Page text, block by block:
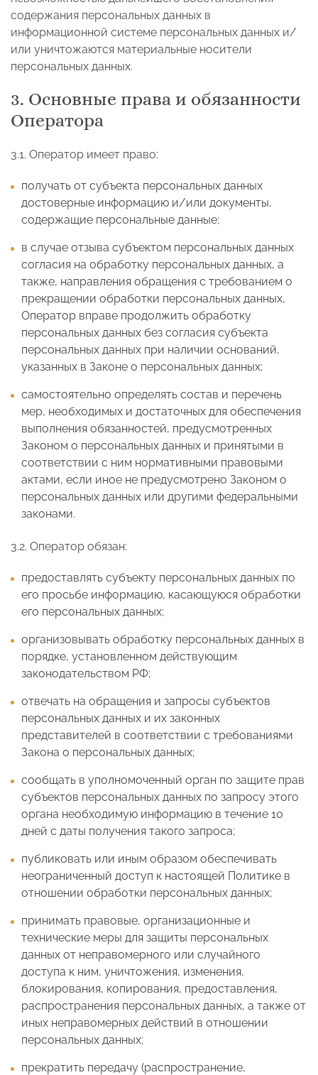
содержания персональных данных в
информационной системе персональных данных и/
или уничтожаются материальные носители
персональных данных.
3. Основные права и обязанности
Оператора
3.1. Оператор имеет право:
получать от субъекта персональных данных
достоверные информацию и/или документы,
содержащие персональные данные;
в случае отзыва субъектом персональных данных
согласия на обработку персональных данных, а
также, направления обращения с требованием о
прекращении обработки персональных данных,
Оператор вправе продолжить обработку
персональных данных без согласия субъекта
персональных данных при наличии оснований,
указанных в Законе о персональных данных;
самостоятельно определять состав и перечень
мер, необходимых и достаточных для обеспечения
выполнения обязанностей, предусмотренных
Законом о персональных данных и принятыми в
соответствии с ним нормативными правовыми
актами, если иное не предусмотрено Законом о
персональных данных или другими федеральными
законами.
3.2. Оператор обязан:
предоставлять субъекту персональных данных по
его просьбе информацию, касающуюся обработки
его персональных данных;
организовывать обработку персональных данных в
порядке, установленном действующим
законодательством РФ;
отвечать на обращения и запросы субъектов
персональных данных и их законных
представителей в соответствии с требованиями
Закона о персональных данных;
сообщать в уполномоченный орган по защите прав
субъектов персональных данных по запросу этого
органа необходимую информацию в течение 10
дней с даты получения такого запроса;
публиковать или иным образом обеспечивать
неограниченный доступ к настоящей Политике в
отношении обработки персональных данных;
принимать правовые, организационные и
технические меры для защиты персональных
данных от неправомерного или случайного
доступа к ним, уничтожения, изменения,
блокирования, копирования, предоставления,
распространения персональных данных, а также от
иных неправомерных действий в отношении
персональных данных;
прекратить передачу (распространение,